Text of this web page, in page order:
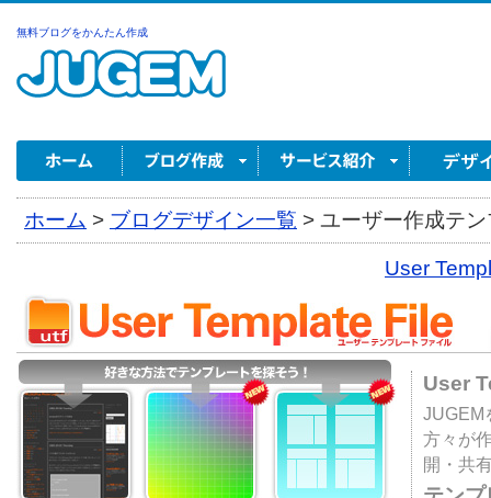
無料ブログをかんたん作成
ホーム > ブログデザイン一覧 > ユーザー作成テ
User
User
JUGEM
方々が
開・共